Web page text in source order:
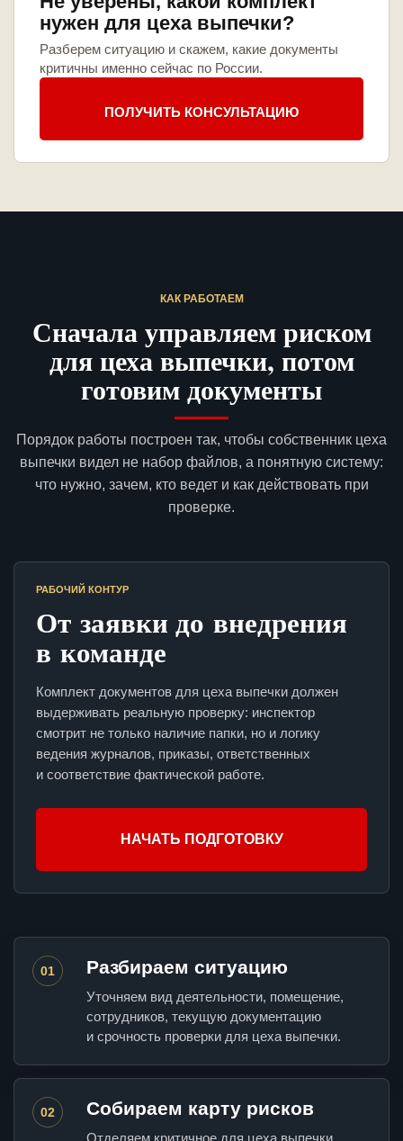
нужен для цеха выпечки?
Разберем ситуацию и скажем, какие документы
критичны именно сейчас по России.
ПОЛУЧИТЬ КОНСУЛЬТАЦИЮ
КАК РАБОТАЕМ
Сначала управляем риском
для цеха выпечки, потом
готовим документы
Порядок работы построен так, чтобы собственник цеха
выпечки видел не набор файлов, а понятную систему:
что нужно, зачем, кто ведет и как действовать при
проверке.
РАБОЧИЙ КОНТУР
От заявки до внедрения
в команде
Комплект документов для цеха выпечки должен
выдерживать реальную проверку: инспектор
смотрит не только наличие папки, но и логику
ведения журналов, приказы, ответственных
и соответствие фактической работе.
НАЧАТЬ ПОДГОТОВКУ
01 Разбираем ситуацию
Уточняем вид деятельности, помещение,
сотрудников, текущую документацию
и срочность проверки для цеха выпечки.
02 Собираем карту рисков
Отделяем критичное для цеха выпечки